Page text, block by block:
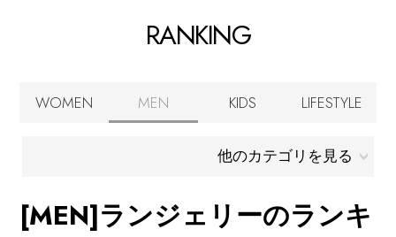
再入荷アイテム
ブランド
はじめてご利用の方
いち早くお届けします。
RANKING
WOMEN MEN KIDS LIFESTYLE
他のカテゴリを見る
[MEN]ランジェリーのランキ